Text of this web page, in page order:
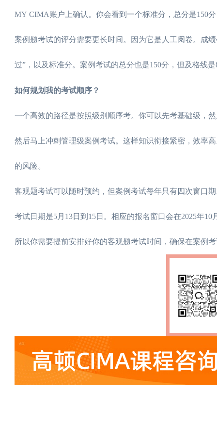
MY CIMA账户上确认。你会看到一个标准分，总分是150
案例题考试的评分需要更长时间。因为它是人工阅卷。成
过”，以及标准分。案例考试的总分也是150分，但及格线
如何规划我的考试顺序？
一个高效的路径是按照级别顺序考。你可以先考基础级，
然后马上冲刺管理级案例考试。这样知识衔接紧密，效率
的风险。
客观题考试可以随时预约，但案例考试每年只有四次窗口
考试日期是5月13日到15日。相应的报名窗口会在2025年
所以你需要提前安排好你的客观题考试时间，确保在案例